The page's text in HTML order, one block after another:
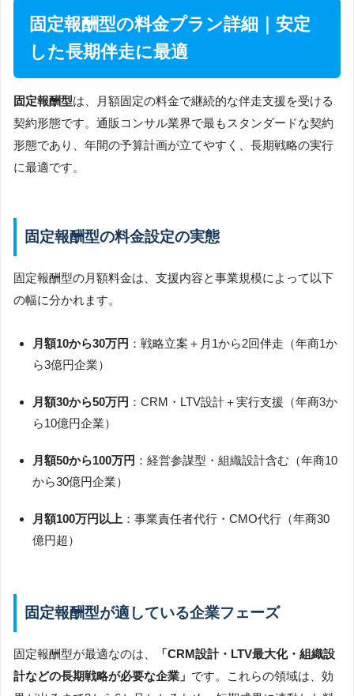
固定報酬型の料金プラン詳細｜安定
した長期伴走に最適
固定報酬型は、月額固定の料金で継続的な伴走支援を受ける
契約形態です。通販コンサル業界で最もスタンダードな契約
形態であり、年間の予算計画が立てやすく、長期戦略の実行
に最適です。
固定報酬型の料金設定の実態
固定報酬型の月額料金は、支援内容と事業規模によって以下
の幅に分かれます。
月額10から30万円 ：戦略立案＋月1から2回伴走（年商1か
ら3億円企業）
月額30から50万円 ：CRM・LTV設計＋実行支援（年商3か
ら10億円企業）
月額50から100万円 ：経営参謀型・組織設計含む（年商10
から30億円企業）
月額100万円以上 ：事業責任者代行・CMO代行（年商30
億円超）
固定報酬型が適している企業フェーズ
固定報酬型が最適なのは、
「CRM設計・LTV最大化・組織設
計などの長期戦略が必要な企業」 です。これらの領域は、効